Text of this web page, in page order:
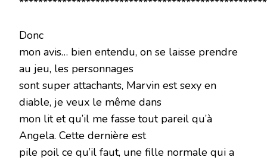
Donc
mon avis… bien entendu, on se laisse prendre
au jeu, les personnages
sont super attachants, Marvin est sexy en
diable, je veux le même dans
mon lit et qu’il me fasse tout pareil qu’à
Angela. Cette dernière est
pile poil ce qu’il faut, une fille normale qui a